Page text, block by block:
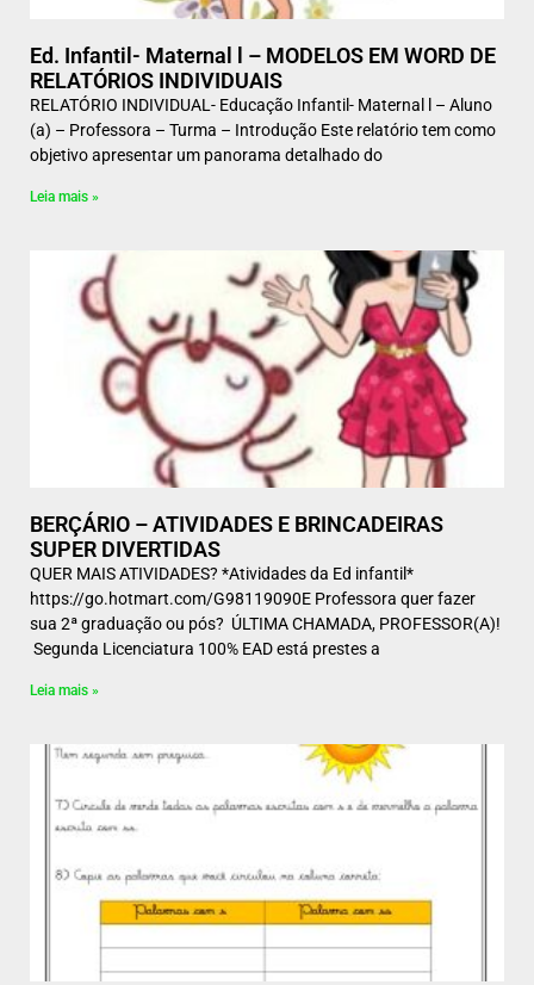
Ed. Infantil- Maternal l – MODELOS EM WORD DE
RELATÓRIOS INDIVIDUAIS
RELATÓRIO INDIVIDUAL- Educação Infantil- Maternal l – Aluno
(a) – Professora – Turma – Introdução Este relatório tem como
objetivo apresentar um panorama detalhado do
Leia mais »
BERÇÁRIO – ATIVIDADES E BRINCADEIRAS
SUPER DIVERTIDAS
QUER MAIS ATIVIDADES? *Atividades da Ed infantil*
https://go.hotmart.com/G98119090E Professora quer fazer
sua 2ª graduação ou pós? ÚLTIMA CHAMADA, PROFESSOR(A)!
Segunda Licenciatura 100% EAD está prestes a
Leia mais »